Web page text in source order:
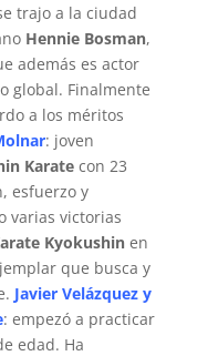
trajo a la ciudad
Hennie Bosman,
además es actor
global. Finalmente
a los méritos
: joven
Karatecon 23
esfuerzo y
varias victorias
Kyokushinen
que busca y
Javier Velázquez y
: empezó a practicar
edad. Ha